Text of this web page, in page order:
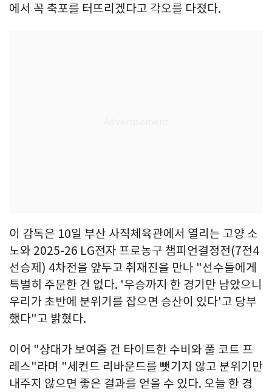
에서 꼭 축포를 터뜨리겠다고 각오를 다졌다.
이 감독은 10일 부산 사직체육관에서 열리는 고양 소
노와 2025-26 LG전자 프로농구 챔피언결정전(7전4
선승제) 4차전을 앞두고 취재진을 만나 "선수들에게
특별히 주문한 건 없다. '우승까지 한 경기만 남았으니
우리가 초반에 분위기를 잡으면 승산이 있다'고 당부
했다"고 밝혔다.
이어 "상대가 보여줄 건 타이트한 수비와 풀 코트 프
레스"라며 "세컨드 리바운드를 뺏기지 않고 분위기만
내주지 않으면 좋은 결과를 얻을 수 있다. 오늘 한 경